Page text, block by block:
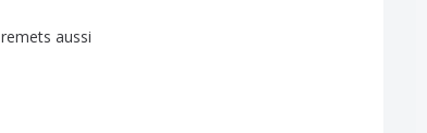
remets aussi